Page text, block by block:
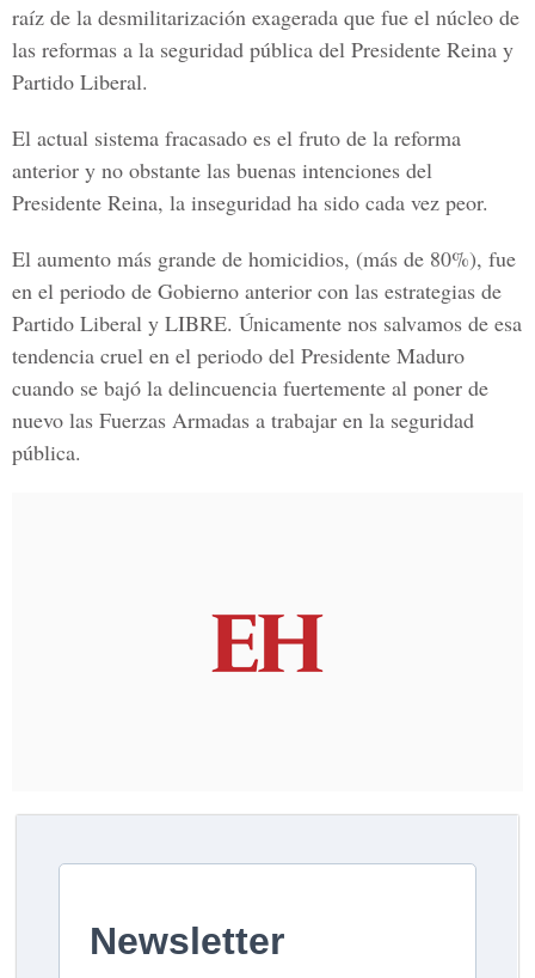
raíz de la desmilitarización exagerada que fue el núcleo de
las reformas a la seguridad pública del Presidente Reina y
Partido Liberal.
El actual sistema fracasado es el fruto de la reforma
anterior y no obstante las buenas intenciones del
Presidente Reina, la inseguridad ha sido cada vez peor.
El aumento más grande de homicidios, (más de 80%), fue
en el periodo de Gobierno anterior con las estrategias de
Partido Liberal y LIBRE. Únicamente nos salvamos de esa
tendencia cruel en el periodo del Presidente Maduro
cuando se bajó la delincuencia fuertemente al poner de
nuevo las Fuerzas Armadas a trabajar en la seguridad
pública.